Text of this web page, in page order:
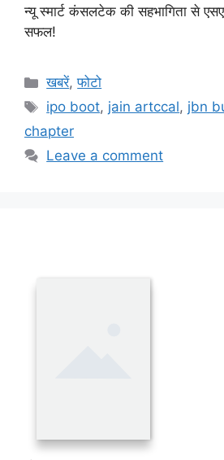
न्यू स्मार्ट कंसलटेक की सहभागिता से
सफल!
Categories
खबरें,फोटो
Tags
ipo boot, jain artccal, jbn
chapter
Leave a comment